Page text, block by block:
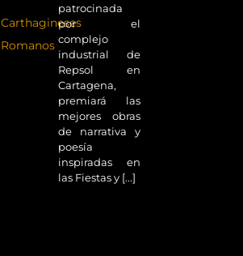
Carthagineses
Romanos
patrocinada
por el
complejo
industrial de
Repsol en
Cartagena,
premiará las
mejores obras
de narrativa y
poesía
inspiradas en
las Fiestas y [...]